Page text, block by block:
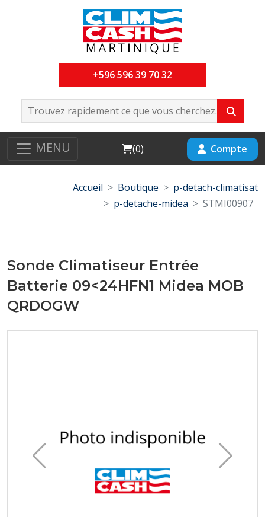
+596 596 39 70 32
MENU Cart
(0) Compte
Accueil Boutique
p-detach-climatisat
p-detache-midea
STMI00907
Sonde Climatiseur Entrée
Batterie 09<24HFN1 Midea MOB
QRDOGW